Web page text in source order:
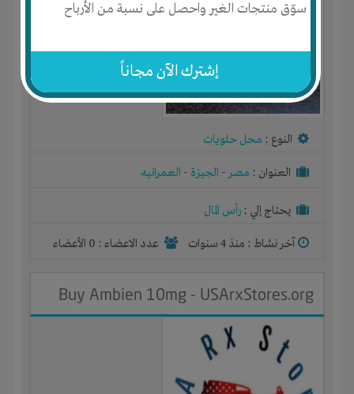
سوّق منتجات الغير واحصل على نسبة من الأرباح
إشترك الآن مجاناً
النوع : محل حلويات
العنوان : مصر- الجيزة - العمرانيه
يحتاج إلي : رأس المال
آخر نشاط : منذ 4 سنوات عدد الاعضاء : 0 الأعضاء
Buy Ambien 10mg - USArxStores.org